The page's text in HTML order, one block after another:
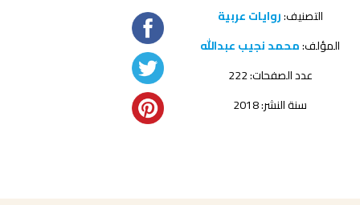
التصنيف:روايات عربية
المؤلف:محمد نجيب عبدالله
عدد الصفحات: 222
سنة النشر: 2018